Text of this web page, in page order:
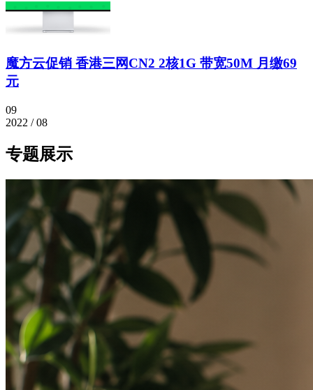
魔方云促销 香港三网CN2 2核1G 带宽50M 月缴69
元
09
2022 / 08
专题展示